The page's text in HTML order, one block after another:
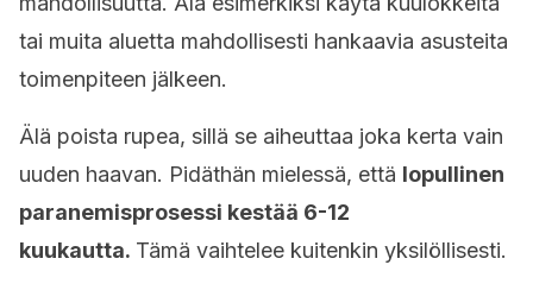
tai muita aluetta mahdollisesti hankaavia asusteita
toimenpiteen jälkeen.
Älä poista rupea, sillä se aiheuttaa joka kerta vain
uuden haavan. Pidäthän mielessä, että lopullinen
paranemisprosessi kestää 6-12
kuukautta. Tämä vaihtelee kuitenkin yksilöllisesti.